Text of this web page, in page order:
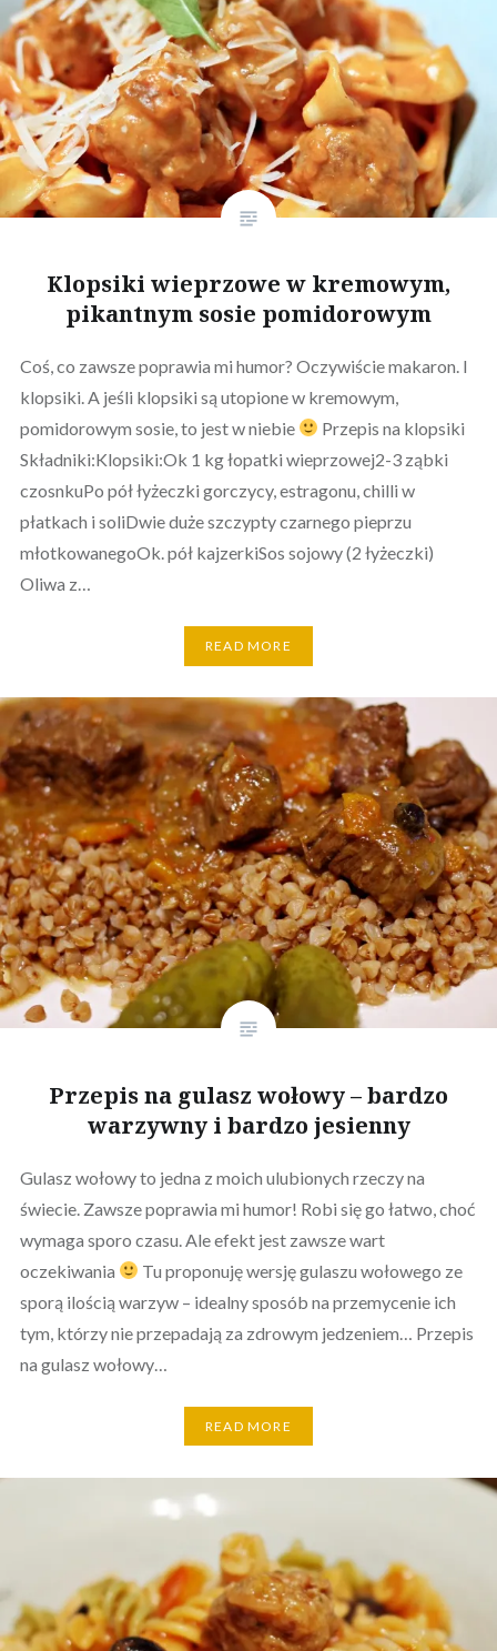
Klopsiki wieprzowe w kremowym,
pikantnym sosie pomidorowym
Coś, co zawsze poprawia mi humor? Oczywiście makaron. I
klopsiki. A jeśli klopsiki są utopione w kremowym,
pomidorowym sosie, to jest w niebie
Przepis na klopsiki
Składniki:Klopsiki:Ok 1 kg łopatki wieprzowej2-3 ząbki
czosnkuPo pół łyżeczki gorczycy, estragonu, chilli w
płatkach i soliDwie duże szczypty czarnego pieprzu
młotkowanegoOk. pół kajzerkiSos sojowy (2 łyżeczki)
Oliwa z…
READ MORE
Przepis na gulasz wołowy – bardzo
warzywny i bardzo jesienny
Gulasz wołowy to jedna z moich ulubionych rzeczy na
świecie. Zawsze poprawia mi humor! Robi się go łatwo, choć
wymaga sporo czasu. Ale efekt jest zawsze wart
oczekiwania
Tu proponuję wersję gulaszu wołowego ze
sporą ilością warzyw – idealny sposób na przemycenie ich
tym, którzy nie przepadają za zdrowym jedzeniem… Przepis
na gulasz wołowy…
READ MORE